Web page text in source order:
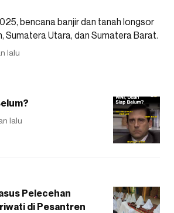
bencana banjir dan tanah longsor
Sumatera Utara, dan Sumatera Barat.
lalu
lalu
Pelecehan
di Pesantren